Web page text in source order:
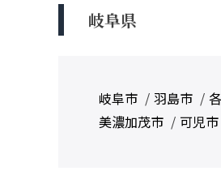
岐阜県
岐阜市 羽島市
美濃加茂市
可児市